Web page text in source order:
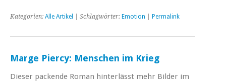
Kategorien: Alle Artikel | Schlagwörter: Emotion Permalink
Marge Piercy: Menschen im Krieg
Dieser packende Roman hinterlässt mehr Bilder im